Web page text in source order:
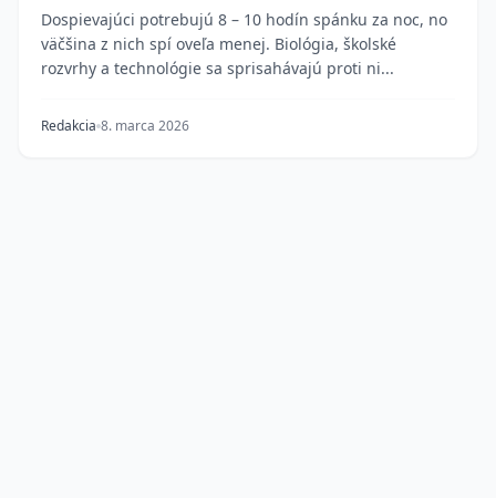
Dospievajúci potrebujú 8 – 10 hodín spánku za noc, no
väčšina z nich spí oveľa menej. Biológia, školské
rozvrhy a technológie sa sprisahávajú proti ni...
Redakcia 8. marca 2026